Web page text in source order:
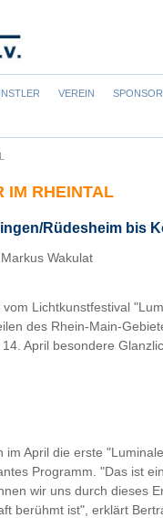
VEREIN
IM RHEINTAL
Rüdesheim bis
Wakulat
Lichtkunstfestival
des Rhein-Main-
April besondere
im April die erste
Programm. "Das ist
wir uns durch dieses
berühmt ist", erklärt